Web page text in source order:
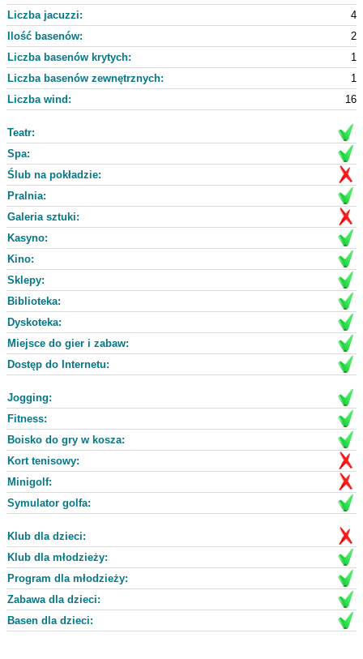
Liczba jacuzzi:
4
Ilość basenów:
2
Liczba basenów krytych:
1
Liczba basenów zewnętrznych:
1
Liczba wind:
16
Teatr:
Spa:
Ślub na pokładzie:
Pralnia:
Galeria sztuki:
Kasyno:
Kino:
Sklepy:
Biblioteka:
Dyskoteka:
Miejsce do gier i zabaw:
Dostęp do Internetu:
Jogging:
Fitness:
Boisko do gry w kosza:
Kort tenisowy:
Minigolf:
Symulator golfa:
Klub dla dzieci:
Klub dla młodzieży:
Program dla młodzieży:
Zabawa dla dzieci:
Basen dla dzieci: